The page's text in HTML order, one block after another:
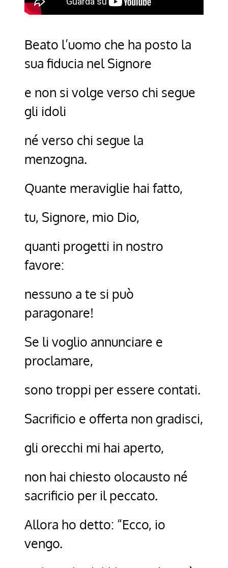
Beato l’uomo che ha posto la
sua fiducia nel Signore
e non si volge verso chi segue
gli idoli
né verso chi segue la
menzogna.
Quante meraviglie hai fatto,
tu, Signore, mio Dio,
quanti progetti in nostro
favore:
nessuno a te si può
paragonare!
Se li voglio annunciare e
proclamare,
sono troppi per essere contati.
Sacrificio e offerta non gradisci,
gli orecchi mi hai aperto,
non hai chiesto olocausto né
sacrificio per il peccato.
Allora ho detto: “Ecco, io
vengo.